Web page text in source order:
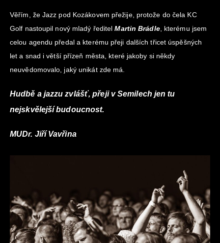
Věřím, že Jazz pod Kozákovem přežije, protože do čela KC
Golf nastoupil nový mladý ředitelMartin Brádle, kterému jsem
celou agendu předal a kterému přeji dalších třicet úspěšných
let a snad i větší přízeň města, které jakoby si někdy
neuvědomovalo, jaký unikát zde má.
Hudbě a jazzu zvlášť, přeji v Semilech jen tu
nejskvělejší budoucnost.
MUDr. Jiří Vavřina